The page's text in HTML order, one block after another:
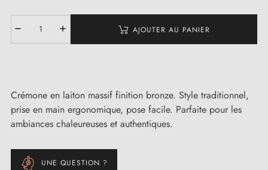
AJOUTER AU PANIER
Crémone en laiton massif finition bronze. Style traditionnel,
prise en main ergonomique, pose facile. Parfaite pour les
ambiances chaleureuses et authentiques.
UNE QUESTION ?